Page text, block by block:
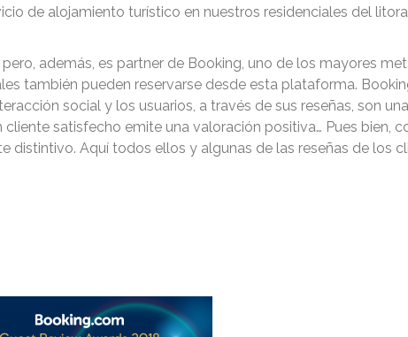
de alojamiento turístico en nuestros residenciales del
además, es partner de Booking, uno de los mayores
también pueden reservarse desde esta plataforma.
social y los usuarios, a través de sus reseñas, son
satisfecho emite una valoración positiva… Pues bien,
distintivo. Aquí todos ellos y algunas de las reseñas de los